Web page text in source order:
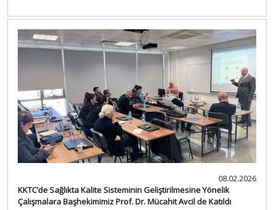
08.02.2026
KKTC’de Sağlıkta Kalite Sisteminin Geliştirilmesine Yönelik
Çalışmalara Başhekimimiz Prof. Dr. Mücahit Avcil de Katıldı